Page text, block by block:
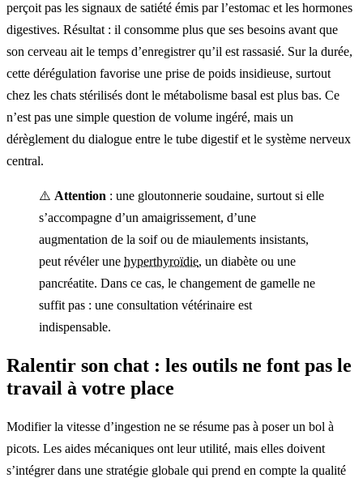
perçoit pas les signaux de satiété émis par l’estomac et les hormones
digestives. Résultat : il consomme plus que ses besoins avant que
son cerveau ait le temps d’enregistrer qu’il est rassasié. Sur la durée,
cette dérégulation favorise une prise de poids insidieuse, surtout
chez les chats stérilisés dont le métabolisme basal est plus bas. Ce
n’est pas une simple question de volume ingéré, mais un
dérèglement du dialogue entre le tube digestif et le système nerveux
central.
⚠️ Attention : une gloutonnerie soudaine, surtout si elle
s’accompagne d’un amaigrissement, d’une
augmentation de la soif ou de miaulements insistants,
peut révéler une hyperthyroïdie, un diabète ou une
pancréatite. Dans ce cas, le changement de gamelle ne
suffit pas : une consultation vétérinaire est
indispensable.
Ralentir son chat : les outils ne font pas le
travail à votre place
Modifier la vitesse d’ingestion ne se résume pas à poser un bol à
picots. Les aides mécaniques ont leur utilité, mais elles doivent
s’intégrer dans une stratégie globale qui prend en compte la qualité